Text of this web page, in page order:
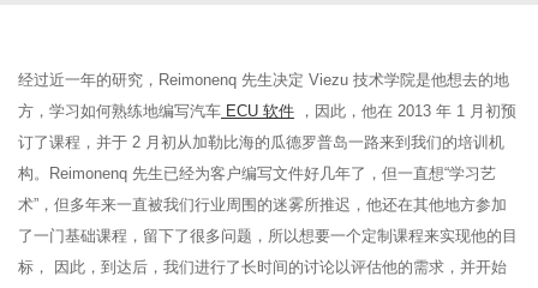
经过近一年的研究，Reimonenq 先生决定 Viezu 技术学院是他想去的地
方，学习如何熟练地编写汽车 ECU 软件 ，因此，他在 2013 年 1 月初预
订了课程，并于 2 月初从加勒比海的瓜德罗普岛一路来到我们的培训机
构。Reimonenq 先生已经为客户编写文件好几年了，但一直想“学习艺
术”，但多年来一直被我们行业周围的迷雾所推迟，他还在其他地方参加
了一门基础课程，留下了很多问题，所以想要一个定制课程来实现他的目
标， 因此，到达后，我们进行了长时间的讨论以评估他的需求，并开始